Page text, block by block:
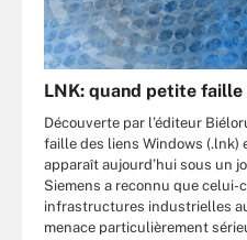
LNK: quand petite
Découverte par l’éditeur
faille des liens Windows (.lnk)
apparaît aujourd’hui sous un
Siemens a reconnu que celui-
infrastructures industrielles
menace particulièrement